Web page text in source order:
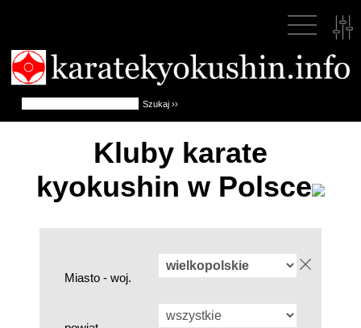
Kluby karate
kyokushin w Polsce
Miasto - woj.